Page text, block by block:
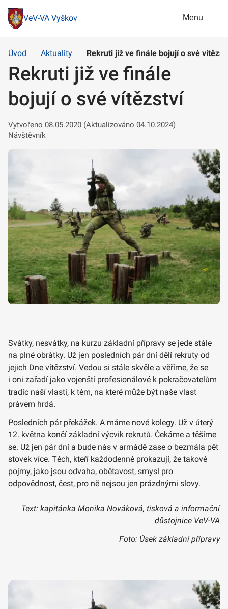
VeV-VA Vyškov Menu
Úvod Aktuality Rekruti již ve finále bojují o své
Rekruti již ve finále
bojují o své vítězství
Vytvořeno 08.05.2020 (Aktualizováno 04.10.2024)
Návštěvník
Svátky, nesvátky, na kurzu základní přípravy se jede stále
na plné obrátky. Už jen posledních pár dní dělí rekruty od
jejich Dne vítězství. Vedou si stále skvěle a věříme, že se
i oni zařadí jako vojenští profesionálové k pokračovatelům
tradic naší vlasti, k těm, na které může být naše vlast
právem hrdá.
Posledních pár překážek. A máme nové kolegy. Už v úterý
12. května končí základní výcvik rekrutů. Čekáme a těšíme
se. Už jen pár dní a bude nás v armádě zase o bezmála pět
stovek více. Těch, kteří každodenně prokazují, že takové
pojmy, jako jsou odvaha, obětavost, smysl pro
odpovědnost, čest, pro ně nejsou jen prázdnými slovy.
Text: kapitánka Monika Nováková, tisková a informační
důstojnice VeV-VA
Foto: Úsek základní přípravy